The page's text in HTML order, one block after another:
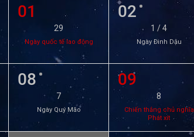
01
29
Ngày quốc tế lao động
02
1 / 4
Ngày Đinh Dậu
08
7
Ngày Quý Mão
09
8
Chiến thắng chủ nghĩa
Phát xít